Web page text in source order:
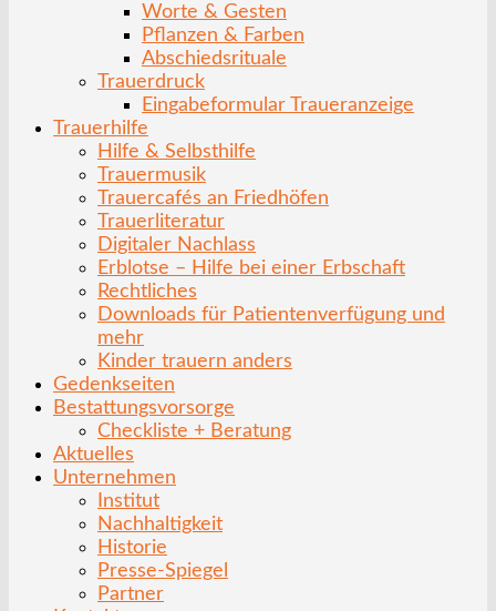
Worte & Gesten
Pflanzen & Farben
Abschiedsrituale
Trauerdruck
Eingabeformular Traueranzeige
Trauerhilfe
Hilfe & Selbsthilfe
Trauermusik
Trauercafés an Friedhöfen
Trauerliteratur
Digitaler Nachlass
Erblotse – Hilfe bei einer Erbschaft
Rechtliches
Downloads für Patientenverfügung und
mehr
Kinder trauern anders
Gedenkseiten
Bestattungsvorsorge
Checkliste + Beratung
Aktuelles
Unternehmen
Institut
Nachhaltigkeit
Historie
Presse-Spiegel
Partner